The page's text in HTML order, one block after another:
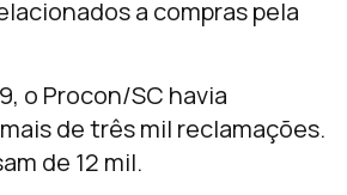
a compras pela
o Procon/SC havia
de três mil reclamações.
de 12 mil.